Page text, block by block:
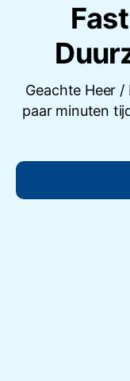
Geachte Heer
paar minuten